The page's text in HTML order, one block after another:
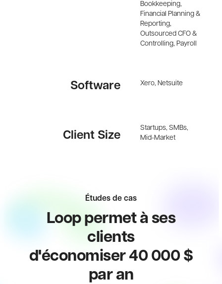
Bookkeeping,
Financial Planning &
Reporting,
Outsourced CFO &
Controlling, Payroll
Software Xero, Netsuite
Client Size
Startups, SMBs,
Mid-Market
Études de cas
Loop permet à ses
clients
d'économiser 40 000 $
par an